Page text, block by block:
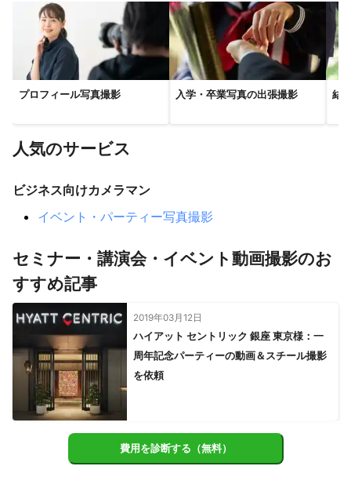
戸田市 川口市 和光市 草加市
朝霞市
八潮市
三郷市 新座市 志木市 越谷市
富士見市
さいたま市
三芳町 吉川市 松伏町
ふじみ野市
所沢市
春日部市 上尾市 川越市 蓮田市
狭山市
伊奈町
宮代町 白岡市 杉戸町 入間市
桶川市
久喜市
吉見町 鴻巣市
加須市
【茨城県】
つくばみらい市
龍ケ崎市
【 神奈川県
川崎市 横浜市
愛川町
相模原市
プロフィール写真撮影 入学・卒業写真の出張撮影 結
人気のサービス
ビジネス向けカメラマン
イベント・パーティー写真撮影
セミナー・講演会・イベント動画撮影のお
すすめ記事
2019年03月12日
ハイアット セントリック 銀座 東京様：一
周年記念パーティーの動画＆スチール撮影
を依頼
費用を診断する（無料）